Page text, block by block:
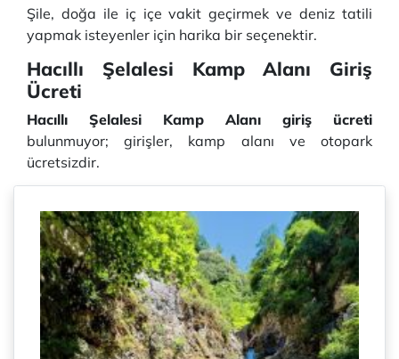
Şile, doğa ile iç içe vakit geçirmek ve deniz tatili
yapmak isteyenler için harika bir seçenektir.
Hacıllı Şelalesi Kamp Alanı Giriş
Ücreti
Hacıllı Şelalesi Kamp Alanı giriş ücreti
bulunmuyor; girişler, kamp alanı ve otopark
ücretsizdir.